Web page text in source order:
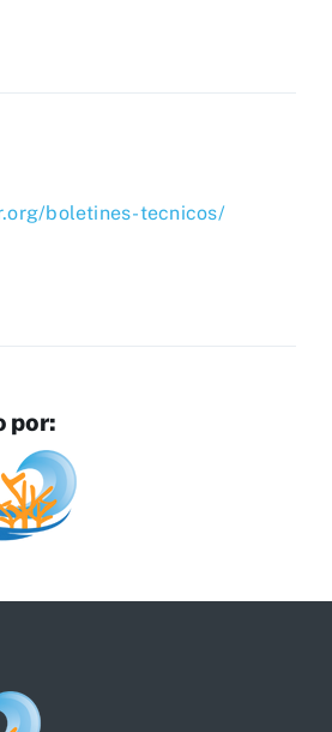
boletines-tecnicos/
por: